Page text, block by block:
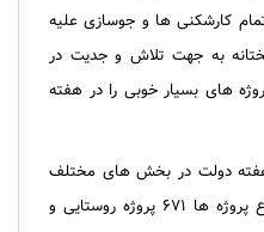
کارشکنی ها و جوسازی علیه
به جهت تلاش و جدیت در
های بسیار خوبی را در هفته
۹۷۲ پروژه طی هفته دولت در بخش های مختلف
افتتاح خواهد شد، افزود: از مجموع پروژه ها ۶۷۱ پروژه روستایی و